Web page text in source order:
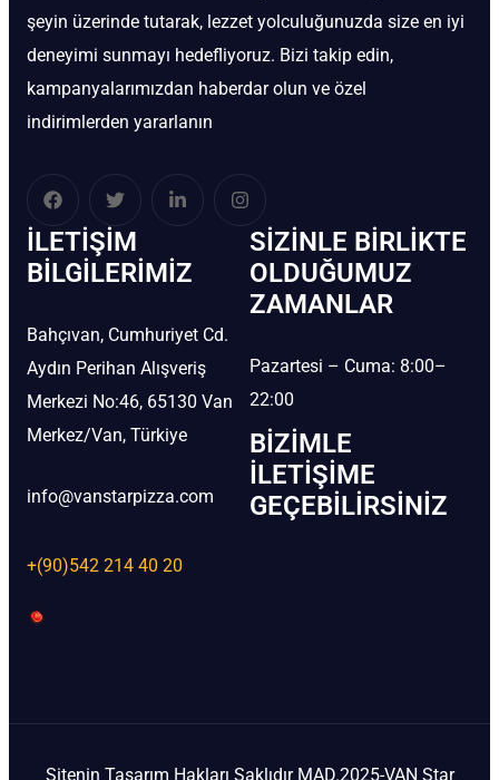
şeyin üzerinde tutarak, lezzet yolculuğunuzda size en iyi
deneyimi sunmayı hedefliyoruz. Bizi takip edin,
kampanyalarımızdan haberdar olun ve özel
indirimlerden yararlanın
İLETIŞIM
BİLGILERIMIZ
Bahçıvan, Cumhuriyet Cd.
Aydın Perihan Alışveriş
Merkezi No:46, 65130 Van
Merkez/Van, Türkiye
info@vanstarpizza.com
+(90)542 214 40 20
SIZINLE BIRLIKTE
OLDUĞUMUZ
ZAMANLAR
Pazartesi – Cuma: 8:00–
22:00
BIZIMLE
İLETIŞIME
GEÇEBILIRSINIZ
Sitenin Tasarım Hakları Saklıdır MAD.2025-VAN Star